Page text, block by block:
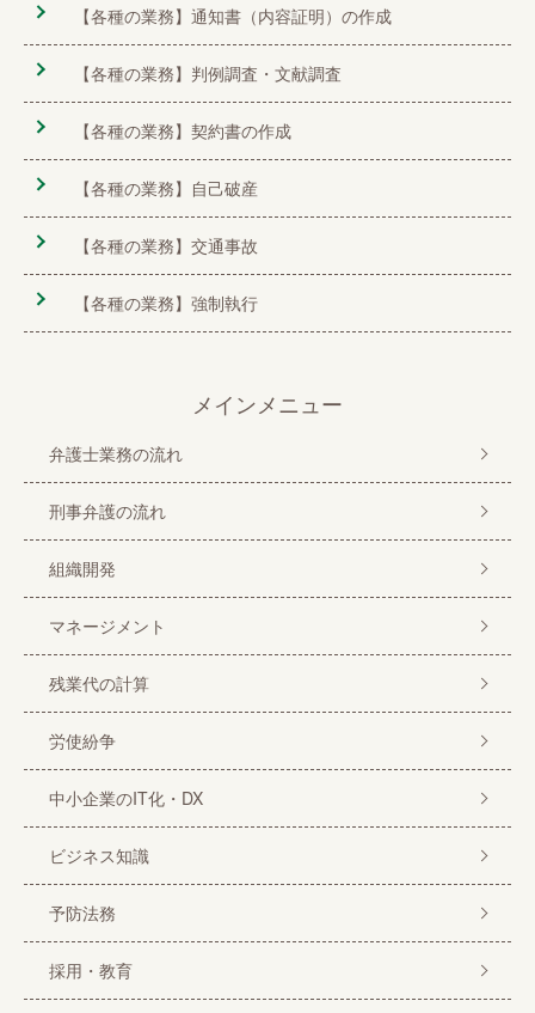
【各種の業務】通知書（内容証明）の作成
【各種の業務】判例調査・文献調査
【各種の業務】契約書の作成
【各種の業務】自己破産
【各種の業務】交通事故
【各種の業務】強制執行
メインメニュー
弁護士業務の流れ
刑事弁護の流れ
組織開発
マネージメント
残業代の計算
労使紛争
中小企業のIT化・DX
ビジネス知識
予防法務
採用・教育